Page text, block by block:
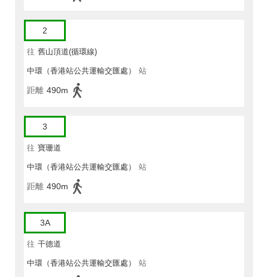
2
往 舊山頂道(循環線)
中環（香港站公共運輸交匯處） 站
距離 490m
3
往 寶珊道
中環（香港站公共運輸交匯處） 站
距離 490m
3A
往 干德道
中環（香港站公共運輸交匯處） 站